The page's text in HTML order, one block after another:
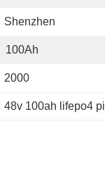
Shenzhen
100Ah
2000
48v 100ah lifepo4 pil